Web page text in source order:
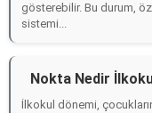
gösterebilir. Bu durum,
sistemi...
Nokta Nedir
İlkokul dönemi,